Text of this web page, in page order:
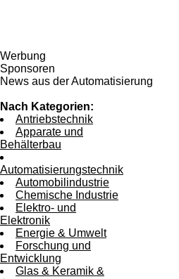
Werbung
Sponsoren
News aus der Automatisierung
Nach Kategorien:
Antriebstechnik
Apparate und
Behälterbau
Automatisierungstechnik
Automobilindustrie
Chemische Industrie
Elektro- und
Elektronik
Energie & Umwelt
Forschung und
Entwicklung
Glas & Keramik &